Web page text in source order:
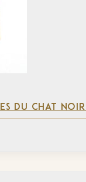
DU CHAT